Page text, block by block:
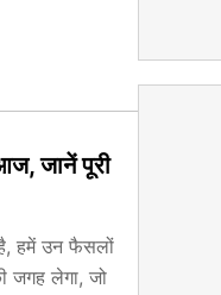
जानें पूरी
है, हमें उन फैसलों
जगह लेगा, जो